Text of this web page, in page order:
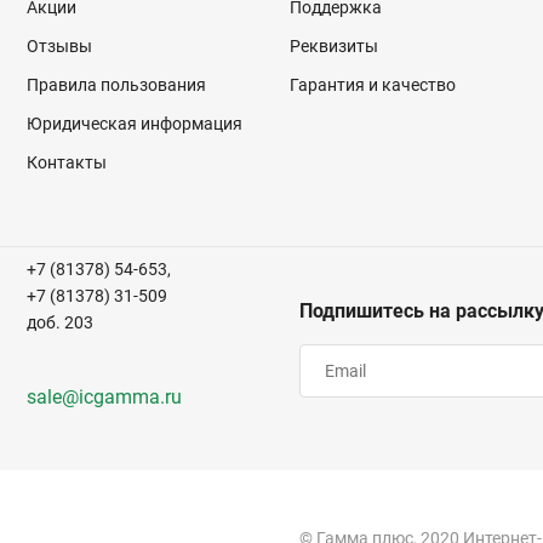
672-BGA
84-PLCC (29.31x29.31)
896-FBGA (31x31)
Акции
Отзывы
Правила пользования
Юридическая информация
Контакты
Поддержка
Реквизиты
Гарантия и качество
Подпишитесь на рассылку
+7 (81378) 54-653,
+7 (81378) 31-509
доб. 203
sale@icgamma.ru
© Гамма плюс, 2020